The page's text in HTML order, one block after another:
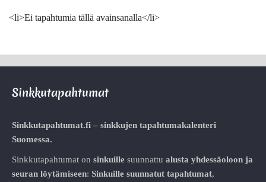
<li>Ei tapahtumia tällä avainsanalla</li>
Sinkkutapahtumat
Sinkkutapahtumat.fi – sinkkujen tapahtumakalenteri
Suomessa.
Sinkkutapahtumat on sinkuille suunnattu alusta yhdessäoloon ja
seuran löytämiseen: Sinkuille suunnatut tapahtumat,